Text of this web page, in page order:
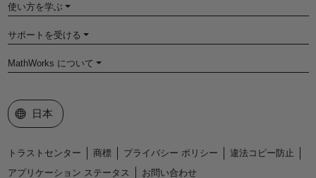
使い方を学ぶ
サポートを受ける
MathWorks について
Web サイトの選択
日本
トラストセンター 商標 プライバシー ポリシー
違法コピー防止
アプリケーション ステータス
お問い合わせ